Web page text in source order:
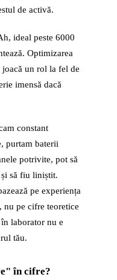
de activă.
ideal peste 6000
Optimizarea
un rol la fel de
imensă dacă
constant
purtam baterii
potrivite, pot să
să fiu liniștit.
pe experiența
nu pe cifre teoretice
laborator nu e
tău.
în cifre?